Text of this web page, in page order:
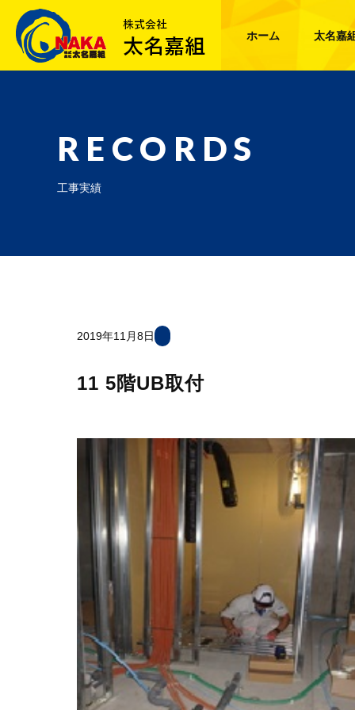
ホーム 太名嘉
RECORDS
工事実績
2019年11月8日
11 5階UB取付